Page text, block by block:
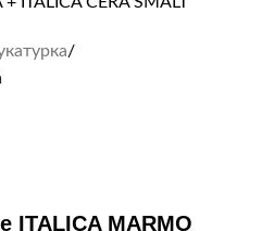
MARMO